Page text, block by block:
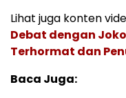
Lihat juga konten
Debat dengan
Terhormat dan
Baca Juga: